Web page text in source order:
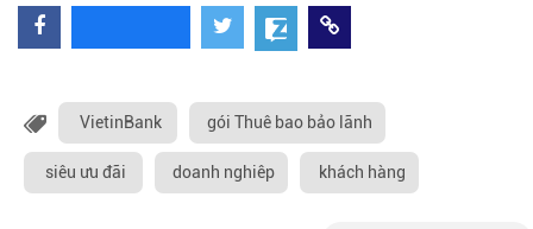
VietinBank gói Thuê bao bảo lãnh
siêu ưu đãi doanh nghiêp khách hàng